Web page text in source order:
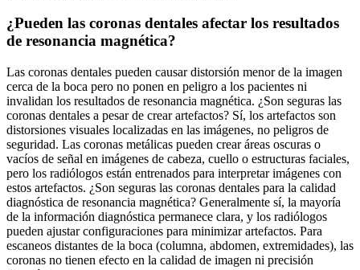
¿Pueden las coronas dentales afectar los resultados
de resonancia magnética?
Las coronas dentales pueden causar distorsión menor de la imagen
cerca de la boca pero no ponen en peligro a los pacientes ni
invalidan los resultados de resonancia magnética. ¿Son seguras las
coronas dentales a pesar de crear artefactos? Sí, los artefactos son
distorsiones visuales localizadas en las imágenes, no peligros de
seguridad. Las coronas metálicas pueden crear áreas oscuras o
vacíos de señal en imágenes de cabeza, cuello o estructuras faciales,
pero los radiólogos están entrenados para interpretar imágenes con
estos artefactos. ¿Son seguras las coronas dentales para la calidad
diagnóstica de resonancia magnética? Generalmente sí, la mayoría
de la información diagnóstica permanece clara, y los radiólogos
pueden ajustar configuraciones para minimizar artefactos. Para
escaneos distantes de la boca (columna, abdomen, extremidades), las
coronas no tienen efecto en la calidad de imagen ni precisión